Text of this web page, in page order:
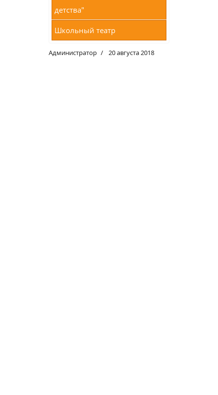
детства"
Школьный театр
Администратор 20 августа 2018